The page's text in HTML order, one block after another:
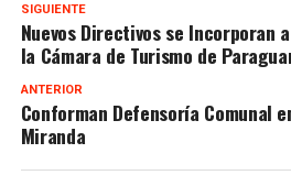
SIGUIENTE
Nuevos Directivos se Incorporan
la Cámara de Turismo de
ANTERIOR
Conforman Defensoría Comunal
Miranda